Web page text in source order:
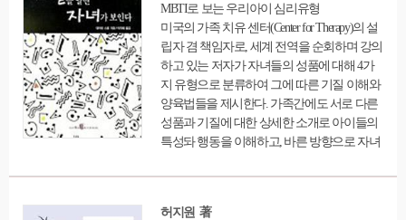
MBTI로 보는 우리아이 심리유형
미국의 가족 치유 센터(Center for Therapy)의 설
립자 겸 책임자로, 세계 전역을 순회하며 강의
하고 있는 저자가 자녀들의 성품에 대해 4가
지 유형으로 분류하여 그에 따른 기질 이해와
양육법들을 제시한다. 가족간에도 서로 다른
성품과 기질에 대한 상세한 소개로 아이들의
특성돠 행동을 이해하고, 바른 방향으로 자녀
한 지침서
허지원 著